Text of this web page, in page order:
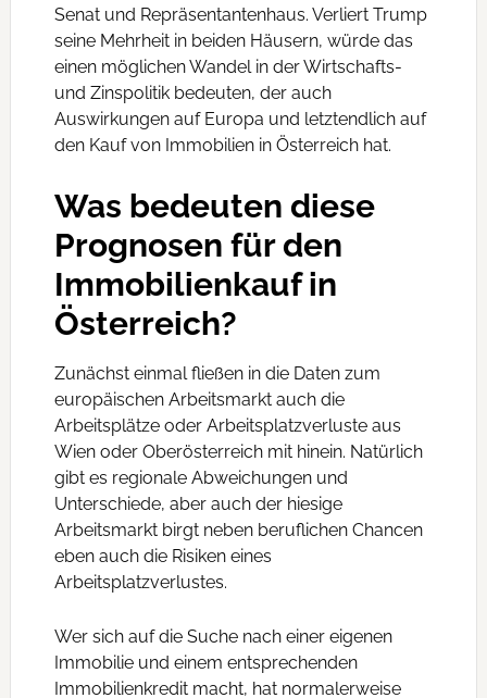
Senat und Repräsentantenhaus. Verliert Trump
seine Mehrheit in beiden Häusern, würde das
einen möglichen Wandel in der Wirtschafts-
und Zinspolitik bedeuten, der auch
Auswirkungen auf Europa und letztendlich auf
den Kauf von Immobilien in Österreich hat.
Was bedeuten diese
Prognosen für den
Immobilienkauf in
Österreich?
Zunächst einmal fließen in die Daten zum
europäischen Arbeitsmarkt auch die
Arbeitsplätze oder Arbeitsplatzverluste aus
Wien oder Oberösterreich mit hinein. Natürlich
gibt es regionale Abweichungen und
Unterschiede, aber auch der hiesige
Arbeitsmarkt birgt neben beruflichen Chancen
eben auch die Risiken eines
Arbeitsplatzverlustes.
Wer sich auf die Suche nach einer eigenen
Immobilie und einem entsprechenden
Immobilienkredit macht, hat normalerweise